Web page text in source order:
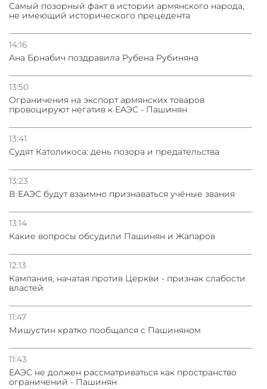
Самый позорный факт в истории армянского народа,
не имеющий исторического прецедента
14:16
Ана Брнабич поздравила Рубена Рубиняна
13:50
Oграничения на экспорт армянских товаров
провоцируют негатив к ЕАЭС - Пашинян
13:41
Судят Католикоса: день позора и предательства
13:23
В ЕАЭС будут взаимно признаваться учёные звания
13:14
Какие вопросы обсудили Пашинян и Жапаров
12:13
Кампания, начатая против Церкви - признак слабости
властей
11:47
Мишустин кратко пообщался с Пашиняном
11:43
ЕАЭС не должен рассматриваться как пространство
ограничений - Пашинян